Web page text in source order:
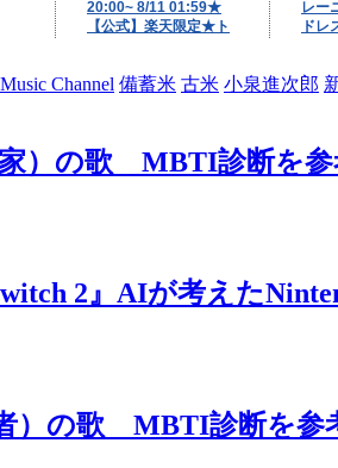
Channel 備蓄米 古米 小泉進次郎
）の歌 MBTI診断を
2』AIが考えた
）の歌 MBTI診断を参